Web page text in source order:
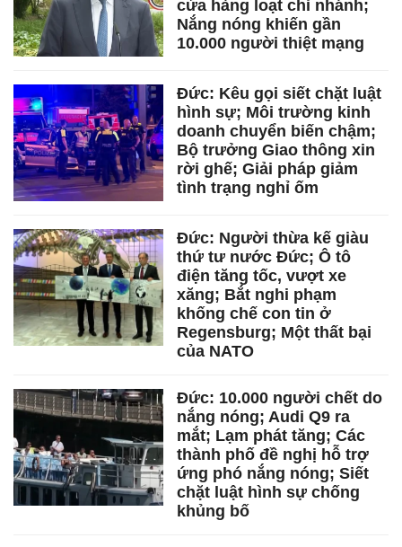
cửa hàng loạt chi nhánh;
Nắng nóng khiến gần
10.000 người thiệt mạng
Đức: Kêu gọi siết chặt luật
hình sự; Môi trường kinh
doanh chuyển biến chậm;
Bộ trưởng Giao thông xin
rời ghế; Giải pháp giảm
tình trạng nghỉ ốm
Đức: Người thừa kế giàu
thứ tư nước Đức; Ô tô
điện tăng tốc, vượt xe
xăng; Bắt nghi phạm
khống chế con tin ở
Regensburg; Một thất bại
của NATO
Đức: 10.000 người chết do
nắng nóng; Audi Q9 ra
mắt; Lạm phát tăng; Các
thành phố đề nghị hỗ trợ
ứng phó nắng nóng; Siết
chặt luật hình sự chống
khủng bố